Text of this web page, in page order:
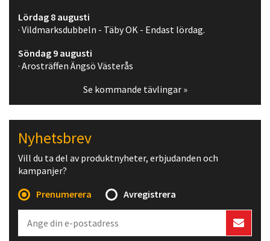
Lördag 8 augusti
· Vildmarksdubbeln - Täby OK - Endast lördag.
Söndag 9 augusti
· Arosträffen Ängsö Västerås
Se kommande tävlingar »
Nyhetsbrev
Vill du ta del av produktnyheter, erbjudanden och
kampanjer?
Prenumerera
Avregistrera